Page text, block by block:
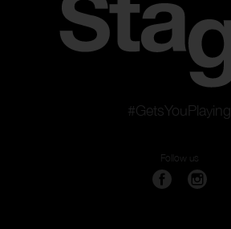
#GetsYouPlaying
Follow us